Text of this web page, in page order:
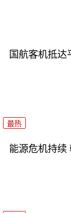
国航客机抵达
最热
能源危机持续